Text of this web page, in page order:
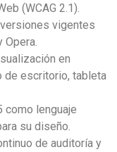
(WCAG 2.1).
vigentes
en
escritorio, tableta
como lenguaje
su diseño.
de auditoría y